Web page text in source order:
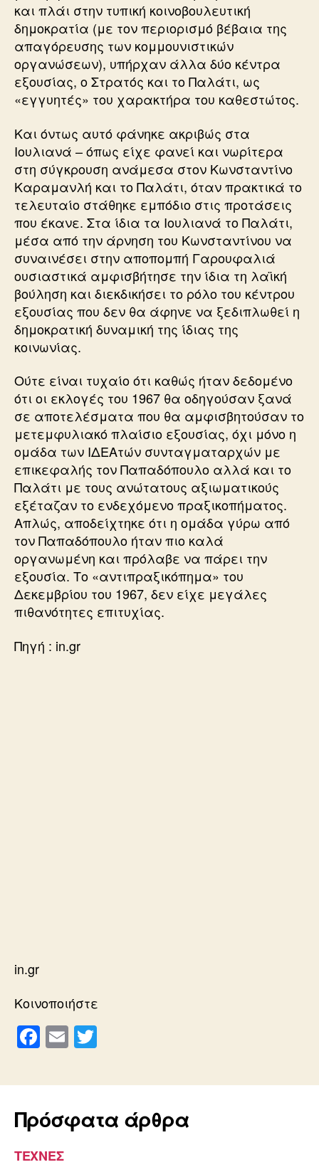
και πλάι στην τυπική κοινοβουλευτική
δημοκρατία (με τον περιορισμό βέβαια της
απαγόρευσης των κομμουνιστικών
οργανώσεων), υπήρχαν άλλα δύο κέντρα
εξουσίας, ο Στρατός και το Παλάτι, ως
«εγγυητές» του χαρακτήρα του καθεστώτος.
Και όντως αυτό φάνηκε ακριβώς στα
Ιουλιανά – όπως είχε φανεί και νωρίτερα
στη σύγκρουση ανάμεσα στον Κωνσταντίνο
Καραμανλή και το Παλάτι, όταν πρακτικά το
τελευταίο στάθηκε εμπόδιο στις προτάσεις
που έκανε. Στα ίδια τα Ιουλιανά το Παλάτι,
μέσα από την άρνηση του Κωνσταντίνου να
συναινέσει στην αποπομπή Γαρουφαλιά
ουσιαστικά αμφισβήτησε την ίδια τη λαϊκή
βούληση και διεκδικήσει το ρόλο του κέντρου
εξουσίας που δεν θα άφηνε να ξεδιπλωθεί η
δημοκρατική δυναμική της ίδιας της
κοινωνίας.
Ούτε είναι τυχαίο ότι καθώς ήταν δεδομένο
ότι οι εκλογές του 1967 θα οδηγούσαν ξανά
σε αποτελέσματα που θα αμφισβητούσαν το
μετεμφυλιακό πλαίσιο εξουσίας, όχι μόνο η
ομάδα των ΙΔΕΑτών συνταγματαρχών με
επικεφαλής τον Παπαδόπουλο αλλά και το
Παλάτι με τους ανώτατους αξιωματικούς
εξέταζαν το ενδεχόμενο πραξικοπήματος.
Απλώς, αποδείχτηκε ότι η ομάδα γύρω από
τον Παπαδόπουλο ήταν πιο καλά
οργανωμένη και πρόλαβε να πάρει την
εξουσία. Το «αντιπραξικόπημα» του
Δεκεμβρίου του 1967, δεν είχε μεγάλες
πιθανότητες επιτυχίας.
Πηγή : in.gr
in.gr
Κοινοποιήστε
F
c
e
b
o
E
ailtt
Πρόσφατα άρθρα
ΤΕΧΝΕΣ